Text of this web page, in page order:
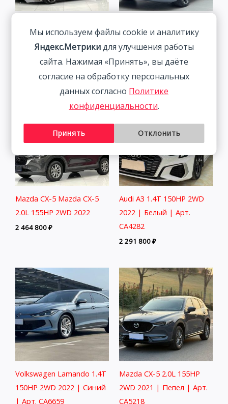
2WD 2022 | Ким.
3 058 800₽
150HP 2WD 2022 | Синий
| Арт. CA6673
2 027 800 ₽
Mazda CX-5 Mazda CX-5
2.0L 155HP 2WD 2022
2 464 800₽
Audi A3 1.4T 150HP 2WD
2022 | Белый | Арт.
CA4282
2 291 800₽
Volkswagen Lamando 1.4T
150HP 2WD 2022 | Синий
| Арт. CA6659
Mazda CX-5 2.0L 155HP
2WD 2021 | Пепел | Арт.
CA5218
Мы используем файлы cookie и аналитику
Яндекс.Метрикидля улучшения работы
сайта. Нажимая «Принять», вы даёте
согласие на обработку персональных
данных согласно Политике
конфиденциальности.
Принять Отклонить